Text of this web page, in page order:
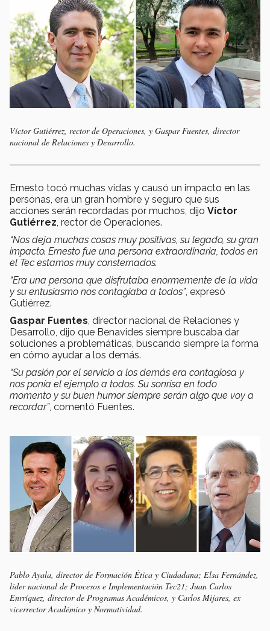
Víctor Gutiérrez, rector de Operaciones, y Gaspar Fuentes, director
nacional de Relaciones y Desarrollo.
Ernesto tocó muchas vidas y causó un impacto en las
personas, era un gran hombre y seguro que sus
acciones serán recordadas por muchos, dijo Víctor
Gutiérrez , rector de Operaciones.
“Nos deja muchas cosas muy positivas, su legado, su gran
impacto. Ernesto fue una persona extraordinaria, todos en
el Tec estamos muy consternados.
“Era una persona que disfrutaba enormemente de la vida
y su entusiasmo nos contagiaba a todos”, expresó
Gutiérrez.
Gaspar Fuentes director nacional de Relaciones y
Desarrollo, dijo que Benavides siempre buscaba dar
soluciones a problemáticas, buscando siempre la forma
en cómo ayudar a los demás.
“Su pasión por el servicio a los demás era contagiosa y
nos ponía el ejemplo a todos. Su sonrisa en todo
momento y su buen humor siempre serán algo que voy a
recordar”, comentó Fuentes.
Pablo Ayala, director de Formación Ética y Ciudadana; Elsa Fernández,
líder nacional de Procesos e Implementación Tec21; Juan Carlos
Enrríquez, director de Programas Académicos, y Carlos Mijares, ex
vicerrector Académico y Normatividad.